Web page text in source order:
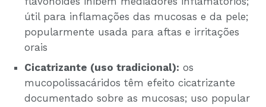
útil para inflamações das mucosas e da pele;
popularmente usada para aftas e irritações
orais
Cicatrizante (uso tradicional): os
mucopolissacáridos têm efeito cicatrizante
documentado sobre as mucosas; uso popular